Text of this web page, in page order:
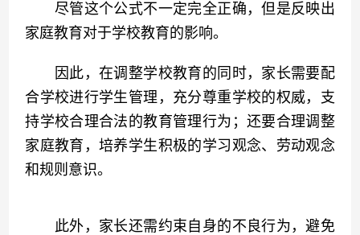
尽管这个公式不一定完全正确，但是反映出
家庭教育对于学校教育的影响。
因此，在调整学校教育的同时，家长需要配
合学校进行学生管理，充分尊重学校的权威，支
持学校合理合法的教育管理行为；还要合理调整
家庭教育，培养学生积极的学习观念、劳动观念
和规则意识。
此外，家长还需约束自身的不良行为，避免